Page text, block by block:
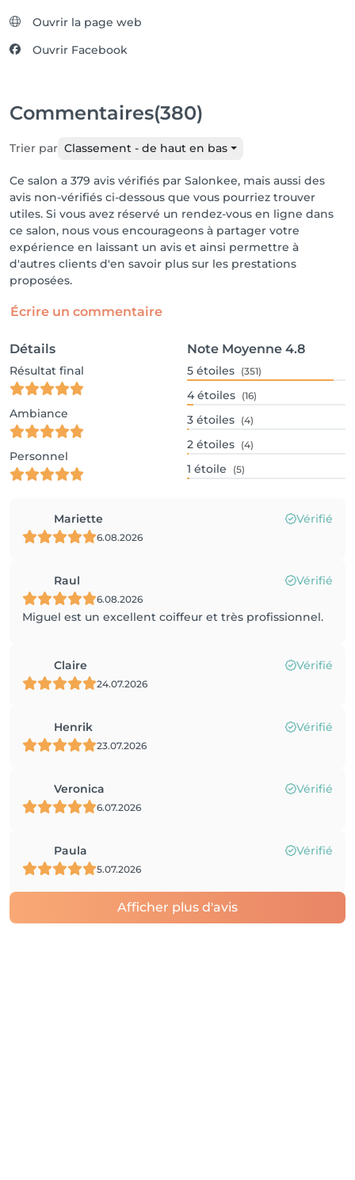
Ouvrir la page web
Ouvrir Facebook
Commentaires(380)
Trier par Classement - de haut en bas
Ce salon a 379 avis vérifiés par Salonkee, mais aussi des
avis non-vérifiés ci-dessous que vous pourriez trouver
utiles. Si vous avez réservé un rendez-vous en ligne dans
ce salon, nous vous encourageons à partager votre
expérience en laissant un avis et ainsi permettre à
d'autres clients d'en savoir plus sur les prestations
proposées.
Écrire un commentaire
Détails
Résultat final
Ambiance
Personnel
Note Moyenne 4.8
5 étoiles (351)
4 étoiles (16)
3 étoiles (4)
2 étoiles (4)
1 étoile (5)
Mariette Vérifié
6.08.2026
Raul Vérifié
6.08.2026
Miguel est un excellent coiffeur et très profissionnel.
Claire Vérifié
24.07.2026
Henrik Vérifié
23.07.2026
Veronica Vérifié
6.07.2026
Paula Vérifié
5.07.2026
Afficher plus d'avis